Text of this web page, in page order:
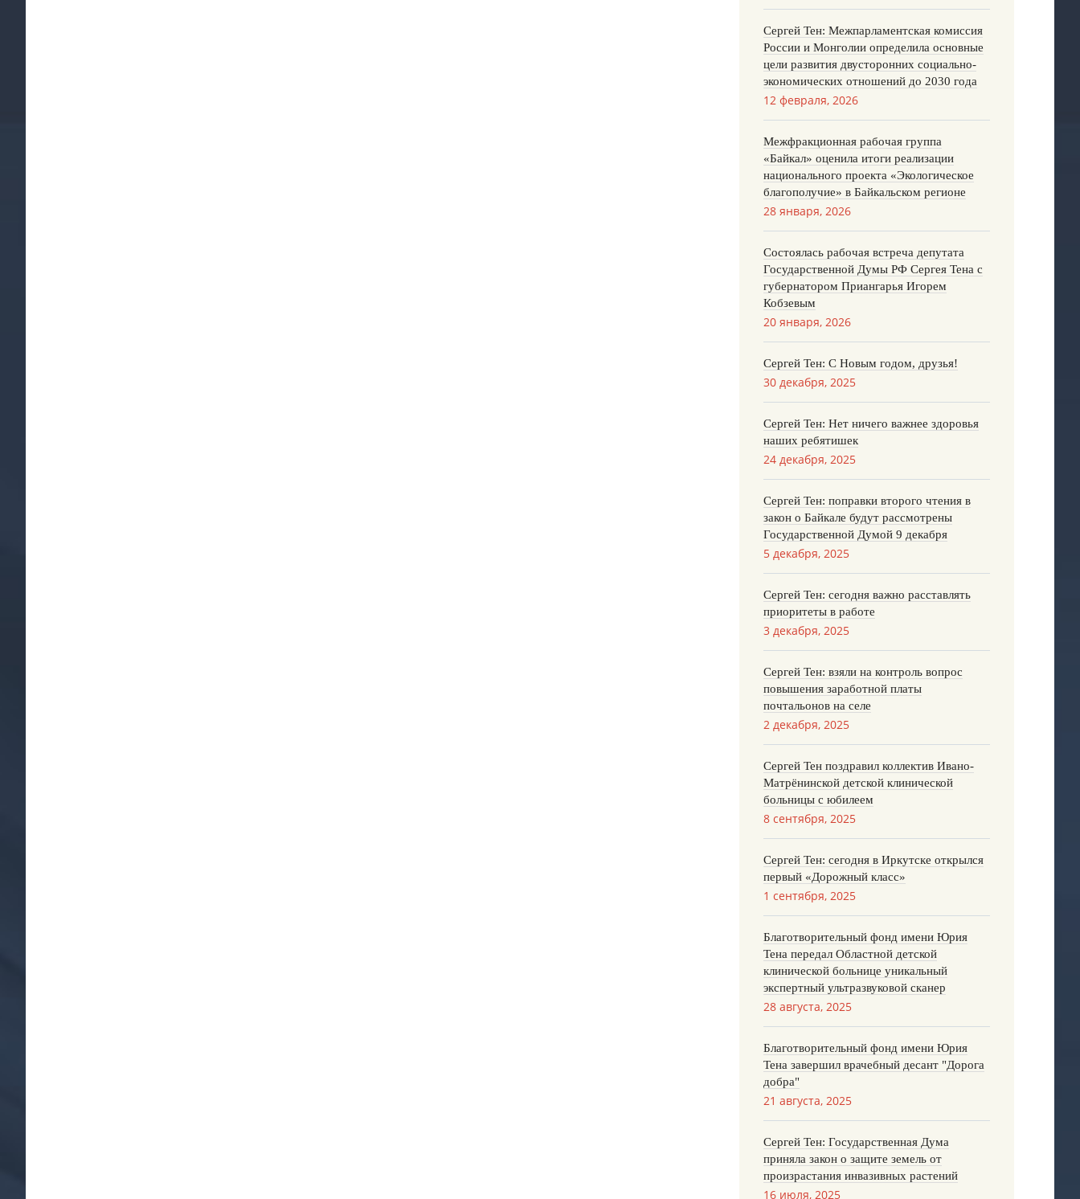
Сергей Тен: Межпарламентская комиссия
России и Монголии определила основные
цели развития двусторонних социально-
экономических отношений до 2030 года
12 февраля, 2026
Межфракционная рабочая группа
«Байкал» оценила итоги реализации
национального проекта «Экологическое
благополучие» в Байкальском регионе
28 января, 2026
Состоялась рабочая встреча депутата
Государственной Думы РФ Сергея Тена с
губернатором Приангарья Игорем
Кобзевым
20 января, 2026
Сергей Тен: С Новым годом, друзья!
30 декабря, 2025
Сергей Тен: Нет ничего важнее здоровья
наших ребятишек
24 декабря, 2025
Сергей Тен: поправки второго чтения в
закон о Байкале будут рассмотрены
Государственной Думой 9 декабря
5 декабря, 2025
Сергей Тен: сегодня важно расставлять
приоритеты в работе
3 декабря, 2025
Сергей Тен: взяли на контроль вопрос
повышения заработной платы
почтальонов на селе
2 декабря, 2025
Сергей Тен поздравил коллектив Ивано-
Матрёнинской детской клинической
больницы с юбилеем
8 сентября, 2025
Сергей Тен: сегодня в Иркутске открылся
первый «Дорожный класс»
1 сентября, 2025
Благотворительный фонд имени Юрия
Тена передал Областной детской
клинической больнице уникальный
экспертный ультразвуковой сканер
28 августа, 2025
Благотворительный фонд имени Юрия
Тена завершил врачебный десант "Дорога
добра"
21 августа, 2025
Сергей Тен: Государственная Дума
приняла закон о защите земель от
произрастания инвазивных растений
16 июля, 2025